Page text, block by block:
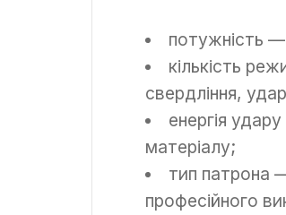
потужність
кількість
свердління,
енергія
матеріалу;
тип патрона
професійного